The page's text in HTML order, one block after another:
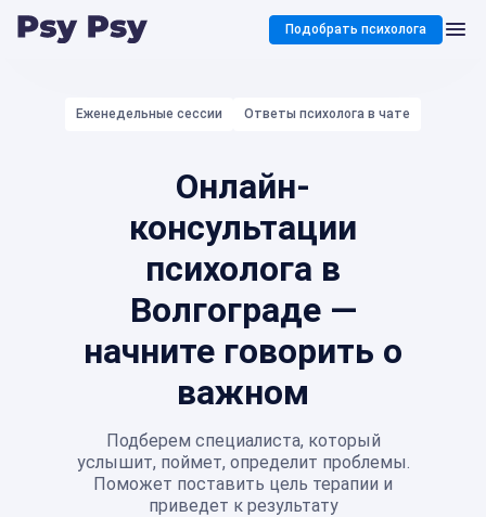
Подобрать психолога
Еженедельные сессии Ответы психолога в чате
Онлайн-
консультации
психолога в
Волгограде —
начните говорить о
важном
Подберем специалиста, который
услышит, поймет, определит проблемы.
Поможет поставить цель терапии и
приведет к результату